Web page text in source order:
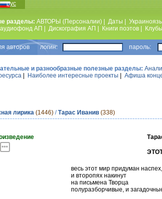
рус
разделы: АВТОРЫ (Персоналии) Даты
АП
Дискография АП Книги поэтов
авторов логин: пароль:
и разнообразные полезные разделы:
Наиболее интересные проекты Афиша
лирика (1446) /Тарас Иванив (338)
весь этот мир придуман наспех,
и второпях накинут
на письмена Творца
полуразборчивые, и